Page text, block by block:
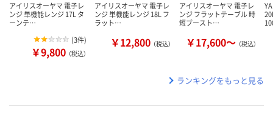
アイリスオーヤマ 電子レ
ンジ 単機能レンジ 17L タ
ーンテ…
(3件)
￥9,800 （税込）
アイリスオーヤマ 電子レ
ンジ 単機能レンジ 18L フ
ラット…
￥12,800 （税込）
アイリスオーヤマ 電子レ
ンジ フラットテーブル 時
短ブースト…
￥17,600～ （税込）
ランキングをもっと見る